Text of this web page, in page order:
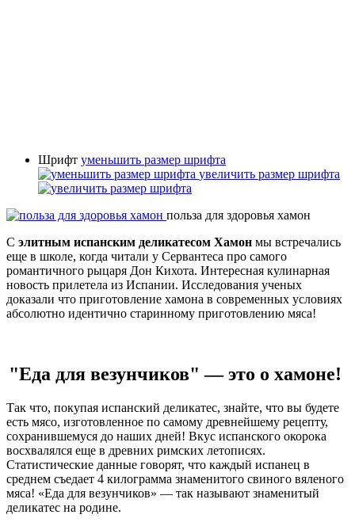
Шрифт уменьшить размер шрифта
увеличить размер шрифта
польза для здоровья хамон
С элитным испанским деликатесом Хамон мы встречались
еще в школе, когда читали у Сервантеса про самого
романтичного рыцаря Дон Кихота. Интересная кулинарная
новость прилетела из Испании. Исследования ученых
доказали что приготовление хамона в современных условиях
абсолютно идентично старинному приготовлению мяса!
"Еда для везунчиков" — это о хамоне!
Так что, покупая испанский деликатес, знайте, что вы будете
есть мясо, изготовленное по самому древнейшему рецепту,
сохранившемуся до наших дней! Вкус испанского окорока
восхвалялся еще в древних римских летописях.
Статистические данные говорят, что каждый испанец в
среднем съедает 4 килограмма знаменитого свиного вяленого
мяса! «Еда для везунчиков» — так называют знаменитый
деликатес на родине.